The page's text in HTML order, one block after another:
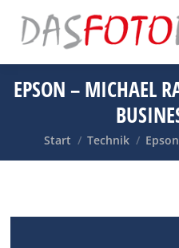
EPSON – MICHAEL
Sie befinden sich
Start Technik